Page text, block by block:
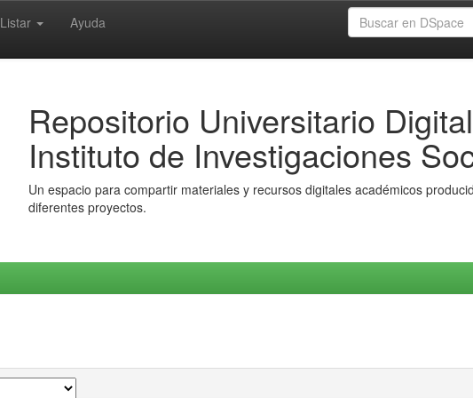
Listar Ayuda
Repositorio Universitario Digital
Instituto de Investigaciones
Un espacio para compartir materiales y recursos digitales académicos
diferentes proyectos.